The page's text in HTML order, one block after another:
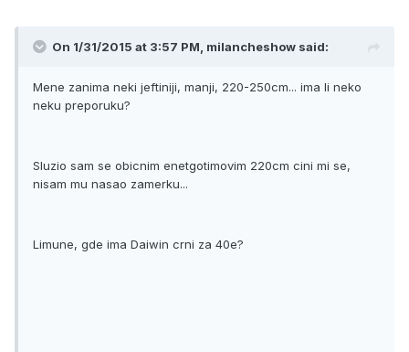
On 1/31/2015 at 3:57 PM, milancheshow said:
Mene zanima neki jeftiniji, manji, 220-250cm... ima li neko
neku preporuku?
Sluzio sam se obicnim enetgotimovim 220cm cini mi se,
nisam mu nasao zamerku...
Limune, gde ima Daiwin crni za 40e?